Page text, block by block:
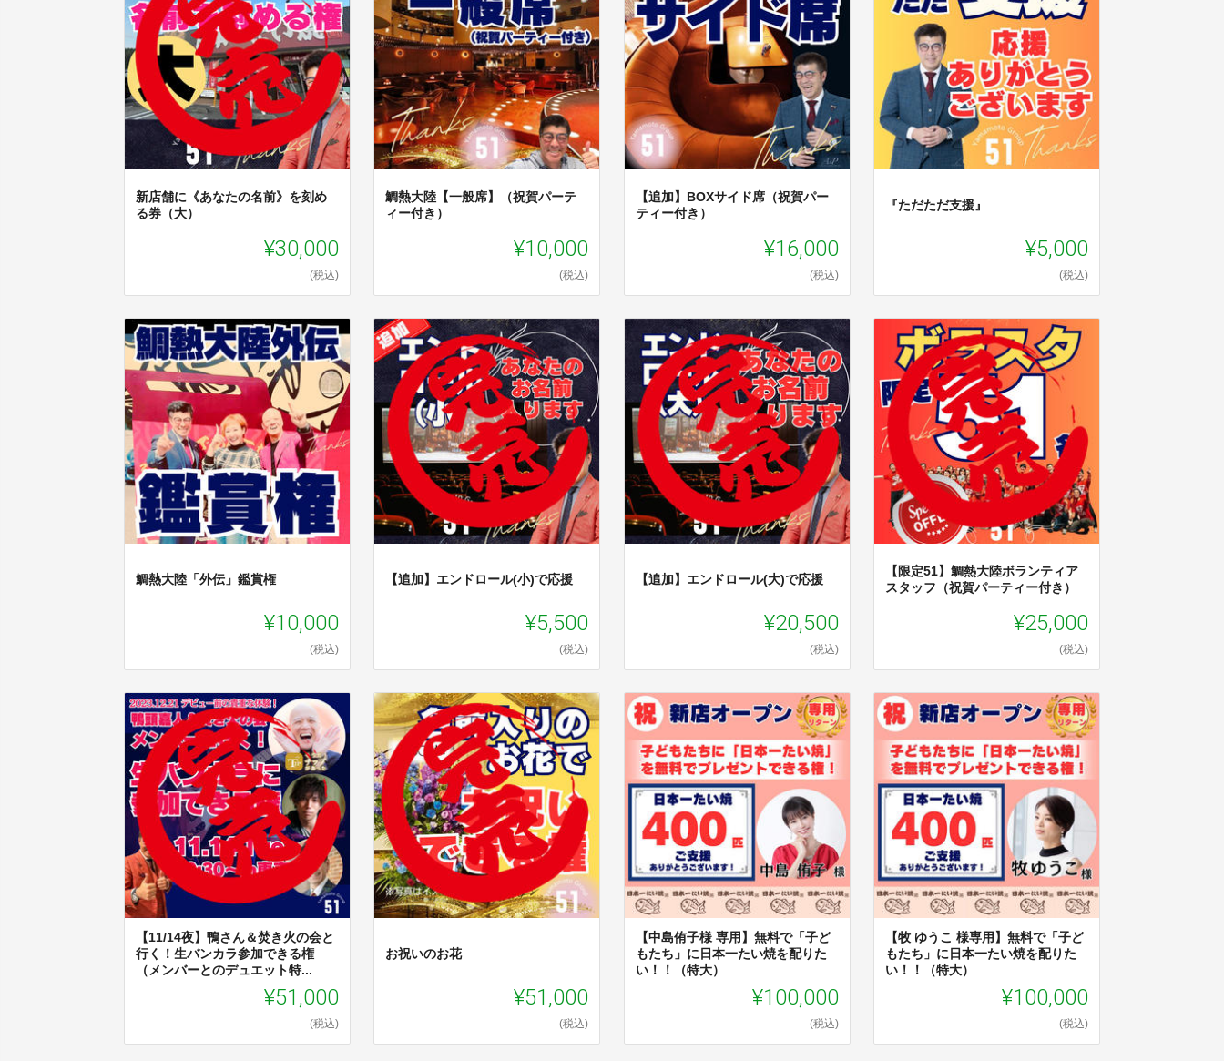
新店舗に《あなたの名前》を刻め
る券（大）
¥30,000
(税込)
鯛熱大陸【一般席】（祝賀パーテ
ィー付き）
¥10,000
(税込)
【追加】BOXサイド席（祝賀パー
ティー付き）
¥16,000
(税込)
『ただただ支援』
¥5,000
(税込)
鯛熱大陸「外伝」鑑賞権
¥10,000
(税込)
【追加】エンドロール(小)で応援
¥5,500
(税込)
【追加】エンドロール(大)で応援
¥20,500
(税込)
【限定51】鯛熱大陸ボランティア
スタッフ（祝賀パーティー付き）
¥25,000
(税込)
【11/14夜】鴨さん＆焚き火の会と
行く！生バンカラ参加できる権
（メンバーとのデュエット特...
¥51,000
(税込)
お祝いのお花
¥51,000
(税込)
【中島侑子様 専用】無料で「子ど
もたち」に日本一たい焼を配りた
い！！（特大）
¥100,000
(税込)
【牧 ゆうこ 様専用】無料で「子ど
もたち」に日本一たい焼を配りた
い！！（特大）
¥100,000
(税込)